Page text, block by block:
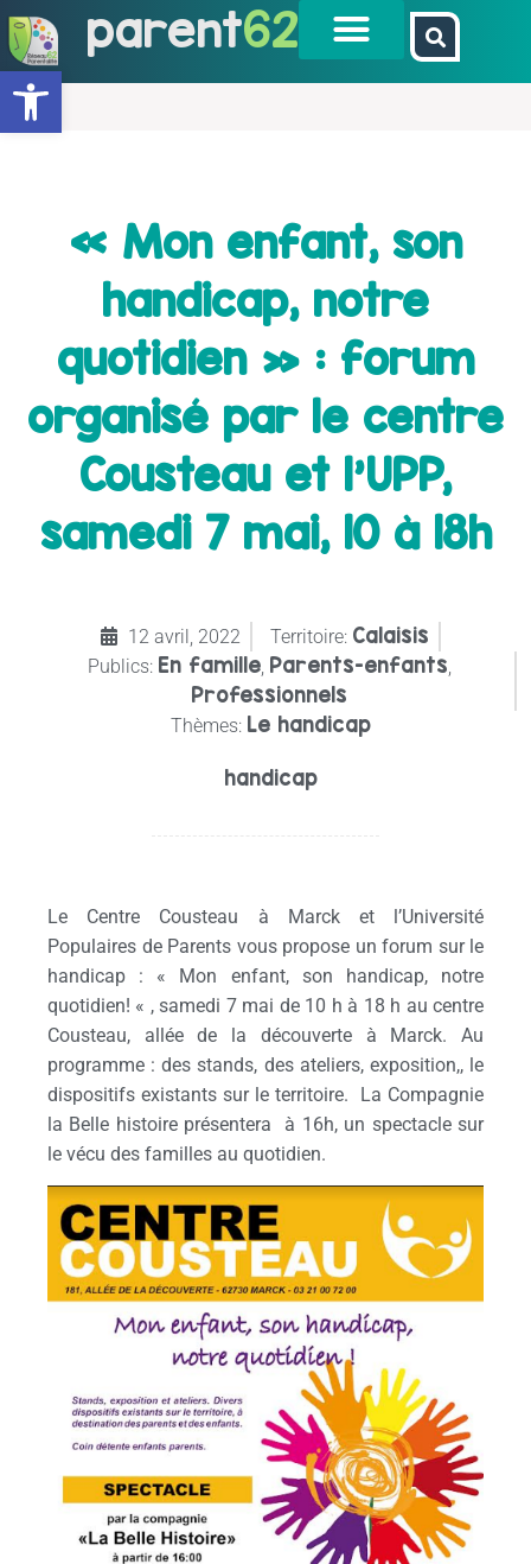
Ouvrir la barre d’outils
parent62
« Mon enfant, son
handicap, notre
quotidien » : forum
organisé par le centre
Cousteau et l’UPP,
samedi 7 mai, 10 à 18h
12 avril, 2022 Territoire: Calaisis
Publics: En famille, Parents-enfants
Professionnels
Thèmes: Le handicap
handicap
Le Centre Cousteau à Marck et l’Université
Populaires de Parents vous propose un forum sur le
handicap : « Mon enfant, son handicap, notre
quotidien! « , samedi 7 mai de 10 h à 18 h au centre
Cousteau, allée de la découverte à Marck. Au
programme : des stands, des ateliers, exposition,, le
dispositifs existants sur le territoire. La Compagnie
la Belle histoire présentera à 16h, un spectacle sur
le vécu des familles au quotidien.